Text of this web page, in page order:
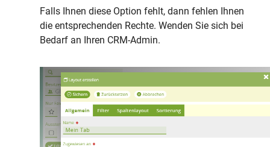
Falls Ihnen diese Option fehlt, dann fehlen Ihnen
die entsprechenden Rechte. Wenden Sie sich bei
Bedarf an Ihren CRM-Admin.